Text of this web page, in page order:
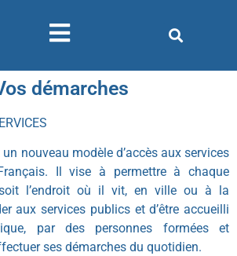
démarches
nouveau modèle d’accès aux services
Il vise à permettre à chaque
l’endroit où il vit, en ville ou à la
aux services publics et d’être accueilli
par des personnes formées et
ses démarches du quotidien.